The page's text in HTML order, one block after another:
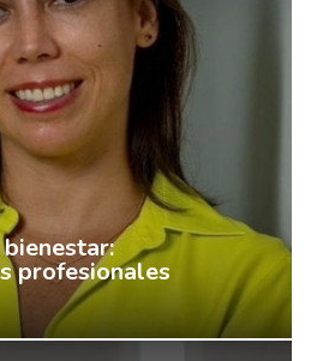
profesionales